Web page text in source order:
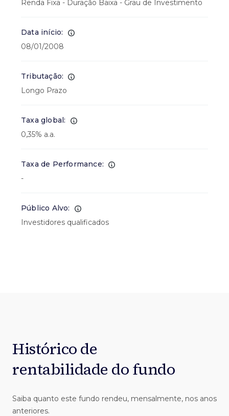
Renda Fixa - Duração Baixa - Grau de Investimento
Data início:
08/01/2008
Tributação:
Longo Prazo
Taxa global:
0,35% a.a.
Taxa de Performance:
-
Público Alvo:
Investidores qualificados
Histórico de
rentabilidade do fundo
Saiba quanto este fundo rendeu, mensalmente, nos anos
anteriores.